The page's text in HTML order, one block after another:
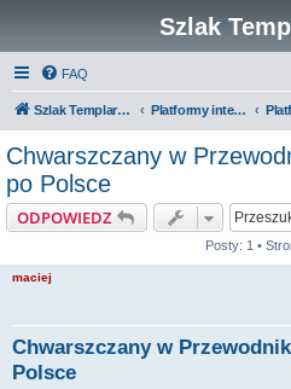
Szlak
FAQ
Szlak Templariuszy Platformy interaktywne Szlaku Templariuszy
Chwarszczany w
po Polsce
ODPOWIEDZ
Posty: 1 •
maciej
Chwarszczany w
Polsce